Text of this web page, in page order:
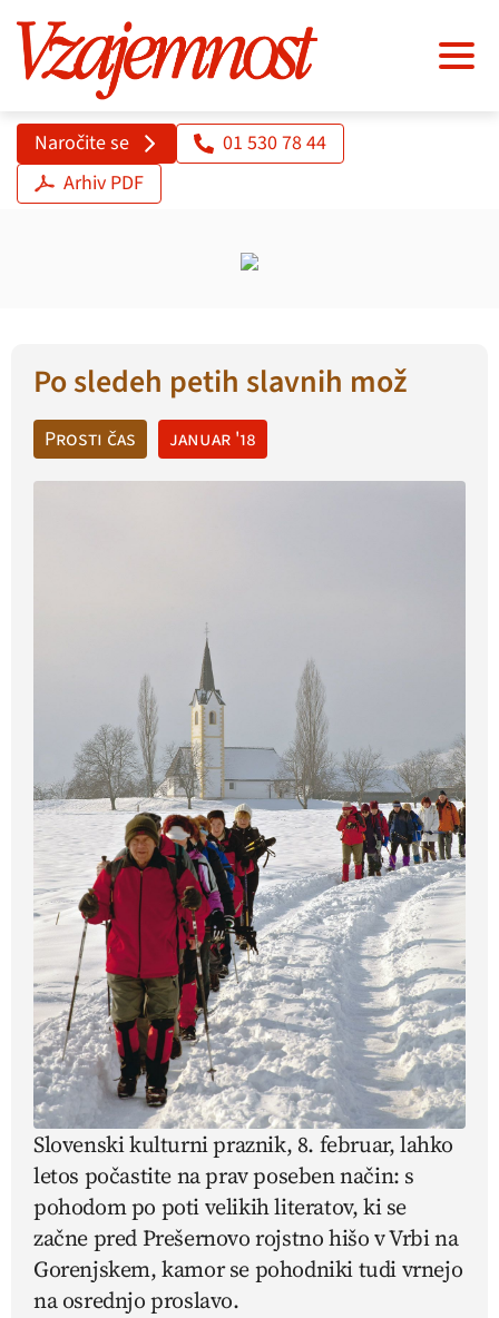
Naročite se
01 530 78 44
Arhiv PDF
Po sledeh petih slavnih mož
Prosti čas januar '18
Slovenski kulturni praznik, 8. februar, lahko
letos počastite na prav poseben način: s
pohodom po poti velikih literatov, ki se
začne pred Prešernovo rojstno hišo v Vrbi na
Gorenjskem, kamor se pohodniki tudi vrnejo
na osrednjo proslavo.